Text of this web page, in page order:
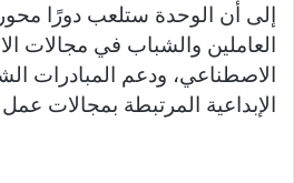
إلى أن الوحدة ستلعب دورًا
العاملين والشباب في مجالات
الاصطناعي، ودعم المبادرات
الإبداعية المرتبطة بمجالات عمل